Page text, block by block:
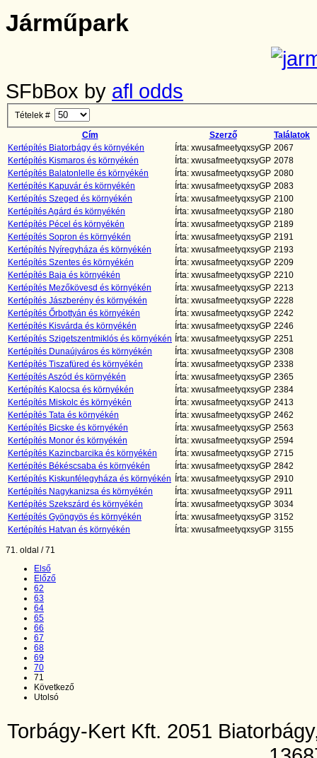
Járműpark
SFbBox by afl odds
Tételek #
Cím Szerző
Találatok
Kertépítés Biatorbágy és környékén
Írta: xwusafmeetyqxsyGP 2067
Kertépítés Kismaros és környékén
Írta: xwusafmeetyqxsyGP 2078
Kertépítés Balatonlelle és környékén
Írta: xwusafmeetyqxsyGP 2080
Kertépítés Kapuvár és környékén
Írta: xwusafmeetyqxsyGP 2083
Kertépítés Szeged és környékén
Írta: xwusafmeetyqxsyGP 2100
Kertépítés Agárd és környékén
Írta: xwusafmeetyqxsyGP 2180
Kertépítés Pécel és környékén
Írta: xwusafmeetyqxsyGP 2189
Kertépítés Sopron és környékén
Írta: xwusafmeetyqxsyGP 2191
Kertépítés Nyíregyháza és környékén
Írta: xwusafmeetyqxsyGP 2193
Kertépítés Szentes és környékén
Írta: xwusafmeetyqxsyGP 2209
Kertépítés Baja és környékén
Írta: xwusafmeetyqxsyGP 2210
Kertépítés Mezőkövesd és környékén
Írta: xwusafmeetyqxsyGP 2213
Kertépítés Jászberény és környékén
Írta: xwusafmeetyqxsyGP 2228
Kertépítés Őrbottyán és környékén
Írta: xwusafmeetyqxsyGP 2242
Kertépítés Kisvárda és környékén
Írta: xwusafmeetyqxsyGP 2246
Kertépítés Szigetszentmiklós és környékén Írta: xwusafmeetyqxsyGP 2251
Kertépítés Dunaújváros és környékén
Írta: xwusafmeetyqxsyGP 2308
Kertépítés Tiszafüred és környékén
Írta: xwusafmeetyqxsyGP 2338
Kertépítés Aszód és környékén
Írta: xwusafmeetyqxsyGP 2365
Kertépítés Kalocsa és környékén
Írta: xwusafmeetyqxsyGP 2384
Kertépítés Miskolc és környékén
Írta: xwusafmeetyqxsyGP 2413
Kertépítés Tata és környékén
Írta: xwusafmeetyqxsyGP 2462
Kertépítés Bicske és környékén
Írta: xwusafmeetyqxsyGP 2563
Kertépítés Monor és környékén
Írta: xwusafmeetyqxsyGP 2594
Kertépítés Kazincbarcika és környékén
Írta: xwusafmeetyqxsyGP 2715
Kertépítés Békéscsaba és környékén
Írta: xwusafmeetyqxsyGP 2842
Kertépítés Kiskunfélegyháza és környékén
Írta: xwusafmeetyqxsyGP 2910
Kertépítés Nagykanizsa és környékén
Írta: xwusafmeetyqxsyGP 2911
Kertépítés Szekszárd és környékén
Írta: xwusafmeetyqxsyGP 3034
Kertépítés Gyöngyös és környékén
Írta: xwusafmeetyqxsyGP 3152
Kertépítés Hatvan és környékén
Írta: xwusafmeetyqxsyGP 3155
71. oldal / 71
Első
Előző
62
63
64
65
66
67
68
69
70
71
Következő
Utolsó
Torbágy-Kert Kft. 2051